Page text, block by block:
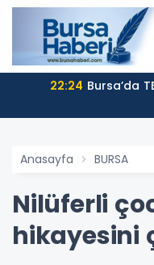
22:24 Bursa’da
Anasayfa BURSA
Nilüferli
hikayesini